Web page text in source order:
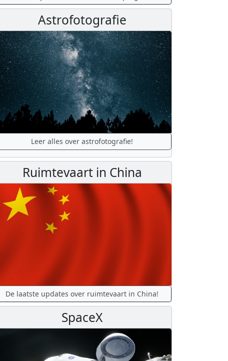
Astrofotografie
Leer alles over astrofotografie!
Ruimtevaart in China
De laatste updates over ruimtevaart in China!
SpaceX